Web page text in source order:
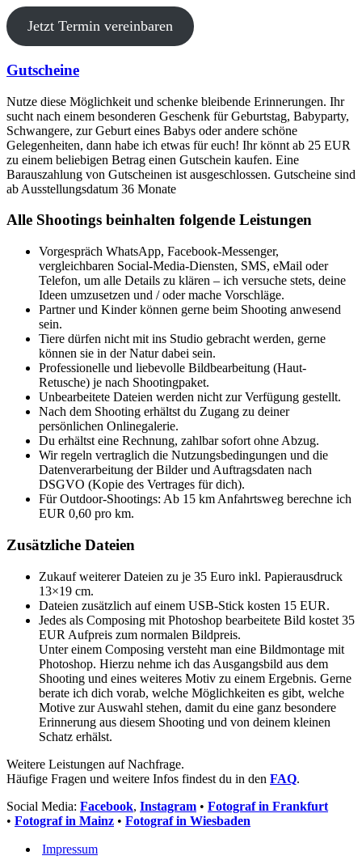
Jetzt Termin vereinbaren
Gutscheine
Nutze diese Möglichkeit und schenke bleibende Erinnerungen. Ihr
sucht nach einem besonderen Geschenk für Geburtstag, Babyparty,
Schwangere, zur Geburt eines Babys oder andere schöne
Gelegenheiten, dann habe ich etwas für euch! Ihr könnt ab 25 EUR
zu einem beliebigen Betrag einen Gutschein kaufen. Eine
Barauszahlung von Gutscheinen ist ausgeschlossen. Gutscheine sind
ab Ausstellungsdatum 36 Monate
Alle Shootings beinhalten folgende Leistungen
Vorgespräch WhatsApp, Facebook-Messenger,
vergleichbaren Social-Media-Diensten, SMS, eMail oder
Telefon, um alle Details zu klären – ich versuche stets, deine
Ideen umzusetzen und / oder mache Vorschläge.
Partner und Kinder können gerne beim Shooting anwesend
sein.
Tiere dürfen nicht mit ins Studio gebracht werden, gerne
können sie in der Natur dabei sein.
Professionelle und liebevolle Bildbearbeitung (Haut-
Retusche) je nach Shootingpaket.
Unbearbeitete Dateien werden nicht zur Verfügung gestellt.
Nach dem Shooting erhältst du Zugang zu deiner
persönlichen Onlinegalerie.
Du erhältst eine Rechnung, zahlbar sofort ohne Abzug.
Wir regeln vertraglich die Nutzungsbedingungen und die
Datenverarbeitung der Bilder und Auftragsdaten nach
DSGVO (Kopie des Vertrages für dich).
Für Outdoor-Shootings: Ab 15 km Anfahrtsweg berechne ich
EUR 0,60 pro km.
Zusätzliche Dateien
Zukauf weiterer Dateien zu je 35 Euro inkl. Papierausdruck
13×19 cm.
Dateien zusätzlich auf einem USB-Stick kosten 15 EUR.
Jedes als Composing mit Photoshop bearbeitete Bild kostet 35
EUR Aufpreis zum normalen Bildpreis.
Unter einem Composing versteht man eine Bildmontage mit
Photoshop. Hierzu nehme ich das Ausgangsbild aus dem
Shooting und eines weiteres Motiv zu einem Ergebnis. Gerne
berate ich dich vorab, welche Möglichkeiten es gibt, welche
Motive zur Auswahl stehen, damit du eine ganz besondere
Erinnerung aus diesem Shooting und von deinem kleinen
Schatz erhälst.
Weitere Leistungen auf Nachfrage.
Häufige Fragen und weitere Infos findest du in den FAQ.
Social Media: Facebook, Instagram • Fotograf in Frankfurt
• Fotograf in Mainz • Fotograf in Wiesbaden
Impressum